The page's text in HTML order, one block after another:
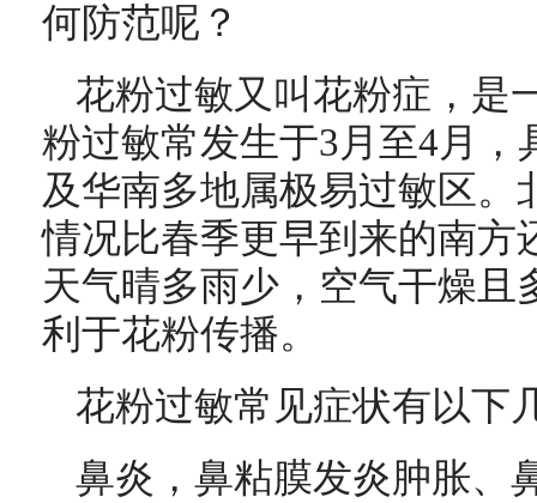
何防范呢？
花粉过敏又叫花粉症，是
粉过敏常发生于3月至4月
及华南多地属极易过敏区。
情况比春季更早到来的南方
天气晴多雨少，空气干燥且
利于花粉传播。
花粉过敏常见症状有以下
鼻炎，鼻粘膜发炎肿胀、